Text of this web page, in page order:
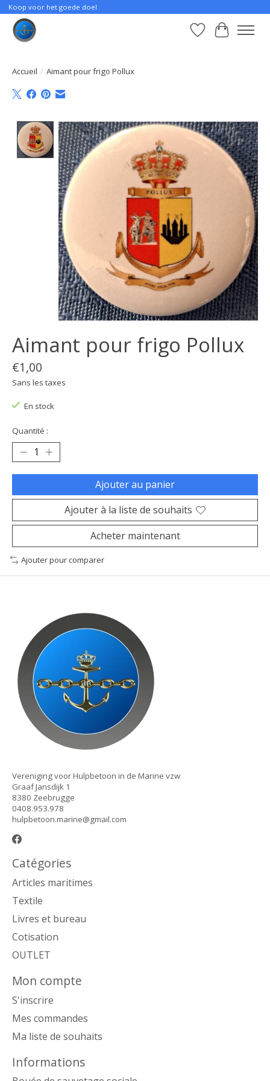
Koop voor het goede doel
Liste dePanier
Accueil / Aimant pour frigo Pollux
Product image slideshow Items
Aimant pour frigo Pollux
€1,00
Sans les taxes
En stock
Quantité :
Ajouter au panier
Ajouter à la liste de souhaits
Acheter maintenant
Ajouter pour comparer
Vereniging voor Hulpbetoon in de Marine vzw
Graaf Jansdijk 1
8380 Zeebrugge
0408.953.978
hulpbetoon.marine@gmail.com
Catégories
Articles maritimes
Textile
Livres et bureau
Cotisation
OUTLET
Mon compte
S'inscrire
Mes commandes
Ma liste de souhaits
Informations